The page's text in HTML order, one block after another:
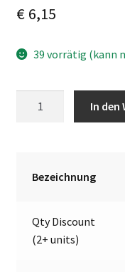
€6,15
39 vorrätig (kann
12.0013.030,
Menge
In den
Bezeichnung
Qty Discount
(2+ units)